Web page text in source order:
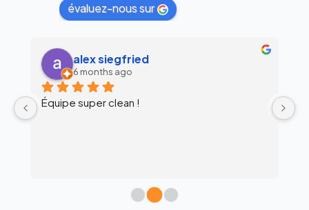
évaluez-nous sur
alex siegfried
6 months ago
Équipe super clean !